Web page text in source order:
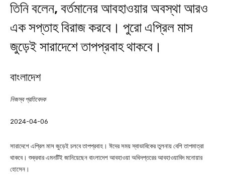
তিনি বলেন, বর্তমানের আবহাওয়ার অবস্থা আরও
এক সপ্তাহ বিরাজ করবে। পুরো এপ্রিল মাস
জুড়েই সারাদেশে তাপপ্রবাহ থাকবে।
বাংলাদেশ
নিজস্ব প্রতিবেদক
2024-04-06
সারাদেশে এপ্রিল মাস জুড়েই চলবে তাপপ্রবাহ। ঈদের সময় স্বাভাবিকের তুলনায় বেশি তাপমাত্রা
থাকবে। শুক্রবার এমনটিই জানিয়েছেন বাংলাদেশ আবহাওয়া অধিদপ্তরের আবহাওয়াবিদ মনোয়ার
হোসেন।